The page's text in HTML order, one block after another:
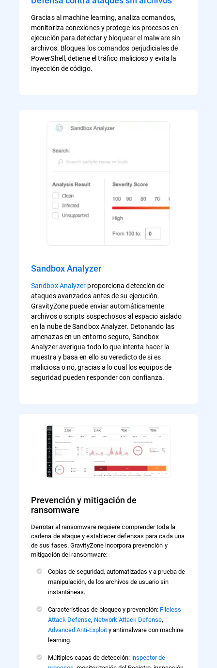
Gracias al machine learning, analiza comandos,
monitoriza conexiones y protege los procesos en
ejecución para detectar y bloquear el malware sin
archivos. Bloquea los comandos perjudiciales de
PowerShell, detiene el tráfico malicioso y evita la
inyección de código.
Sandbox Analyzer
Sandbox Analyzer proporciona detección de
ataques avanzados antes de su ejecución.
GravityZone puede enviar automáticamente
archivos o scripts sospechosos al espacio aislado
en la nube de Sandbox Analyzer. Detonando las
amenazas en un entorno seguro, Sandbox
Analyzer averigua todo lo que intenta hacer la
muestra y basa en ello su veredicto de si es
maliciosa o no, gracias a lo cual los equipos de
seguridad pueden responder con confianza.
Prevención y mitigación de
ransomware
Derrotar al ransomware requiere comprender toda la
cadena de ataque y establecer defensas para cada una
de sus fases. GravityZone incorpora prevención y
mitigación del ransomware:
Copias de seguridad, automatizadas y a prueba de
manipulación, de los archivos de usuario sin
instantáneas.
Características de bloqueo y prevención: Fileless
Attack Defense, Network Attack Defense,
Advanced Anti-Exploity antimalware con machine
learning.
Múltiples capas de detección: inspector de